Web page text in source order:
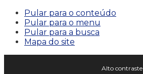
Pular para o conteúdo
Pular para o menu
Pular para a busca
Mapa do site
Alto contraste